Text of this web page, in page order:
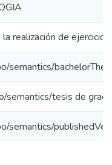
la realización de
semantics/
semantics/tesis de grado
semantics/